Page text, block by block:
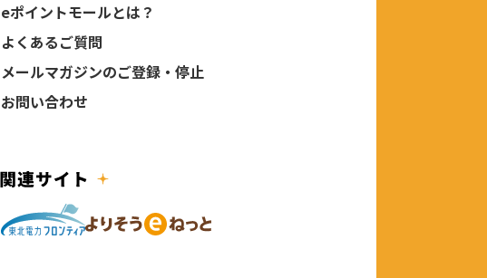
eポイントモールとは？
よくあるご質問
メールマガジンのご登録・停止
お問い合わせ